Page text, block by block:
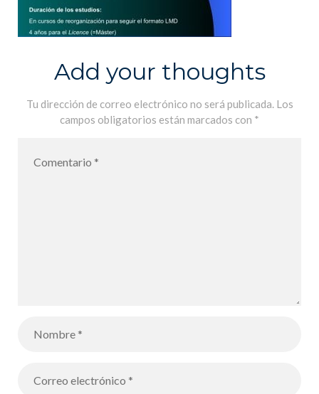
Add your thoughts
Tu dirección de correo electrónico no será publicada. Los
campos obligatorios están marcados con *